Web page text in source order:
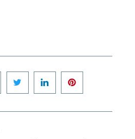
Facebook Twitter LinkedIn